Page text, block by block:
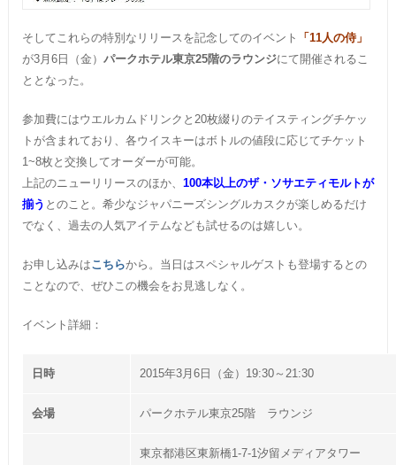
そしてこれらの特別なリリースを記念してのイベント
「11人の侍」
が3月6日（金） パークホテル東京25階のラウンジにて開催されるこ
ととなった。
参加費にはウエルカムドリンクと20枚綴りのテイスティングチケッ
トが含まれており、各ウイスキーはボトルの値段に応じてチケット
1~8枚と交換してオーダーが可能。
上記のニューリリースのほか、 100本以上のザ・ソサエティモルトが
揃う とのこと。希少なジャパニーズシングルカスクが楽しめるだけ
でなく、過去の人気アイテムなども試せるのは嬉しい。
お申し込みはこちらから。当日はスペシャルゲストも登場するとの
ことなので、ぜひこの機会をお見逃しなく。
イベント詳細：
日時 2015年3月6日（金）19:30～21:30
会場 パークホテル東京25階 ラウンジ
東京都港区東新橋1-7-1汐留メディアタワー